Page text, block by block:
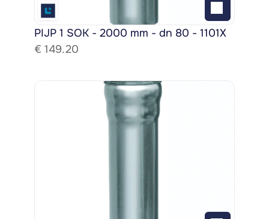
PIJP 1 SOK - 2000 mm - dn 80 - 1101X
€ 149.20